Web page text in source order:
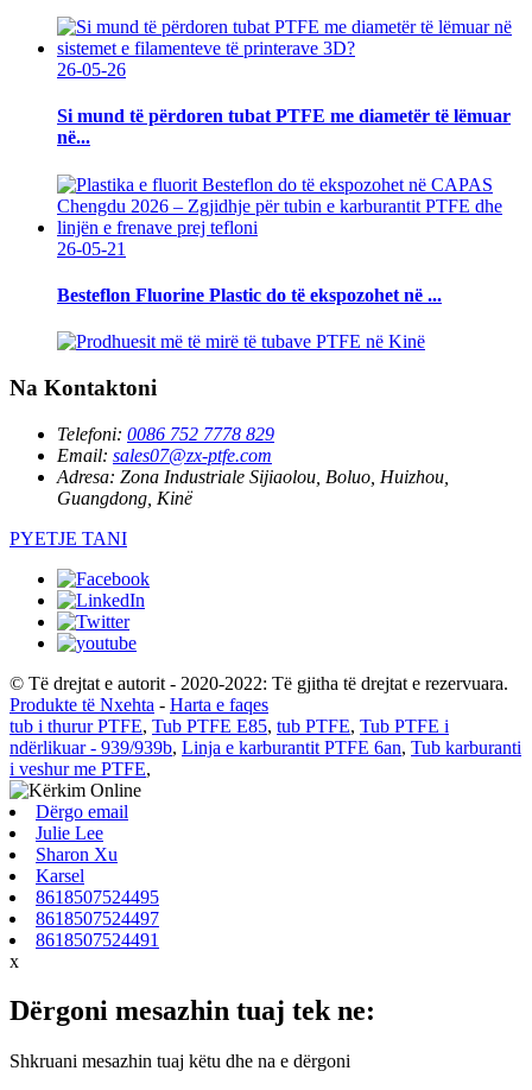
26-05-26
Si mund të përdoren tubat PTFE me diametër të lëmuar
në...
26-05-21
Besteflon Fluorine Plastic do të ekspozohet në ...
Na Kontaktoni
Telefoni: 0086 752 7778 829
Email: sales07@zx-ptfe.com
Adresa: Zona Industriale Sijiaolou, Boluo, Huizhou,
Guangdong, Kinë
PYETJE TANI
© Të drejtat e autorit - 2020-2022: Të gjitha të drejtat e rezervuara.
Produkte të Nxehta - Harta e faqes
tub i thurur PTFE, Tub PTFE E85, tub PTFE, Tub PTFE i
ndërlikuar - 939/939b, Linja e karburantit PTFE 6an, Tub karburanti
i veshur me PTFE,
Dërgo email
Julie Lee
Sharon Xu
Karsel
8618507524495
8618507524497
8618507524491
x
Dërgoni mesazhin tuaj tek ne:
Shkruani mesazhin tuaj këtu dhe na e dërgoni